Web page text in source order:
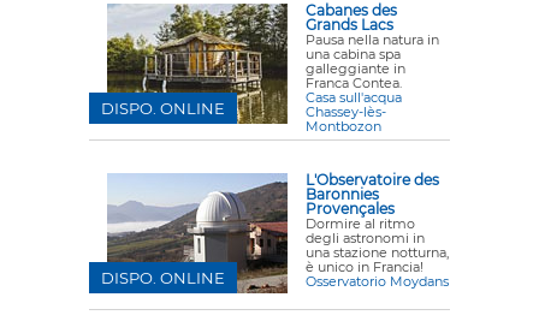
Cabanes des
Grands Lacs
Pausa nella natura in
una cabina spa
galleggiante in
Franca Contea.
Casa sull'acqua
Chassey-lès-
Montbozon
DISPO. ONLINE
L'Observatoire des
Baronnies
Provençales
Dormire al ritmo
degli astronomi in
una stazione notturna,
è unico in Francia!
Osservatorio Moydans
DISPO. ONLINE